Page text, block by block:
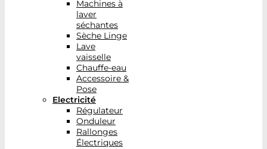
Machines à
laver
séchantes
Sèche Linge
Lave
vaisselle
Chauffe-eau
Accessoire &
Pose
Electricité
Régulateur
Onduleur
Rallonges
Électriques